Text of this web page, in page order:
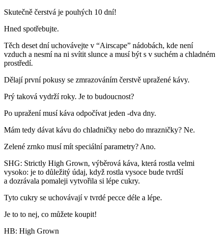
Skutečně čerstvá je pouhých 10 dní!
Hned spotřebujte.
Těch deset dní uchovávejte v “Airscape” nádobách, kde není
vzduch a nesmí na ni svítit slunce a musí být s v suchém a chladném
prostředí.
Dělají první pokusy se zmrazováním čerstvě upražené kávy.
Prý taková vydrží roky. Je to budoucnost?
Po upražení musí káva odpočívat jeden -dva dny.
Mám tedy dávat kávu do chladničky nebo do mrazničky? Ne.
Zelené zrnko musí mít speciální parametry? Ano.
SHG: Strictly High Grown, výběrová káva, která rostla velmi
vysoko: je to důležitý údaj, když rostla vysoce bude tvrdší
a dozrávala pomaleji vytvořila si lépe cukry.
Tyto cukry se uchovávají v tvrdé pecce déle a lépe.
Je to to nej, co můžete koupit!
HB: High Grown